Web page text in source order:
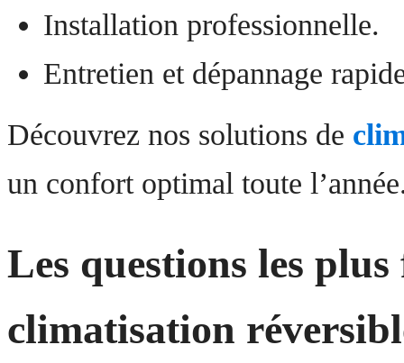
Installation professionnelle.
Entretien et dépannage
Découvrez nos solutions de
un confort optimal toute
Les questions les
climatisation